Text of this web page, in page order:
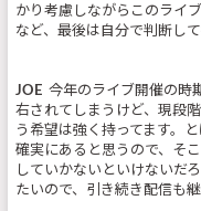
かり考慮しながらこのライ
など、最後は自分で判断し
JOE 今年のライブ開催の時
右されてしまうけど、現段
う希望は強く持ってます。
確実にあると思うので、そ
していかないといけないだ
たいので、引き続き配信も